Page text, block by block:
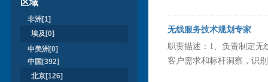
区域
非洲[1]
埃及[0]
中美洲[0]
中国[392]
北京[126]
无线服务技术规划专家
职责描述：1、负责制定无
客户需求和标杆洞察，识